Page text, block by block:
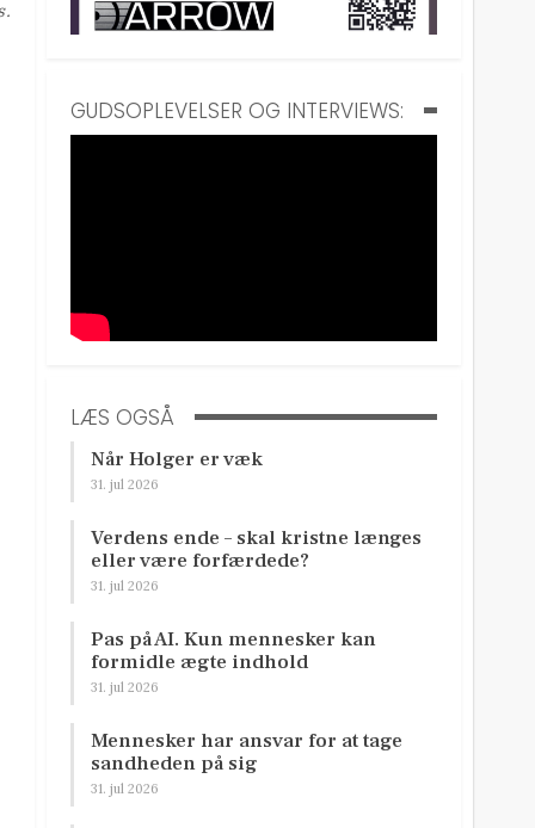
GUDSOPLEVELSER OG INTERVIEWS:
LÆS OGSÅ
Når Holger er væk
31. jul 2026
Verdens ende – skal kristne længes
eller være forfærdede?
31. jul 2026
Pas på AI. Kun mennesker kan
formidle ægte indhold
31. jul 2026
Mennesker har ansvar for at tage
sandheden på sig
31. jul 2026